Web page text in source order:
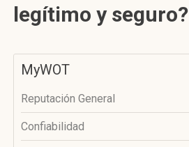
legítimo y seguro?
MyWOT
Reputación General
Confiabilidad